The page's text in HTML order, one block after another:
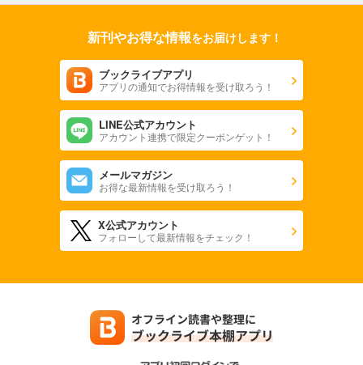
新刊やお得な情報をお届けします！
ブックライブアプリ
アプリの通知でお得情報を受け取ろう！
LINE公式アカウント
アカウント連携で限定クーポンゲット！
メールマガジン
お得な最新情報を受け取ろう！
X公式アカウント
フォローして最新情報をチェック！